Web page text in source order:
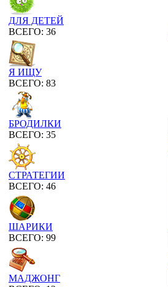
ДЛЯ ДЕТЕЙ
ВСЕГО: 36
Я ИЩУ
ВСЕГО: 83
БРОДИЛКИ
ВСЕГО: 35
СТРАТЕГИИ
ВСЕГО: 46
ШАРИКИ
ВСЕГО: 99
МАДЖОНГ